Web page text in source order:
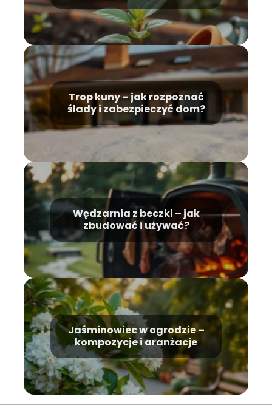
Trop kuny – jak rozpoznać
ślady i zabezpieczyć dom?
Wędzarnia z beczki – jak
zbudować i używać?
Jaśminowiec w ogrodzie –
kompozycje i aranżacje